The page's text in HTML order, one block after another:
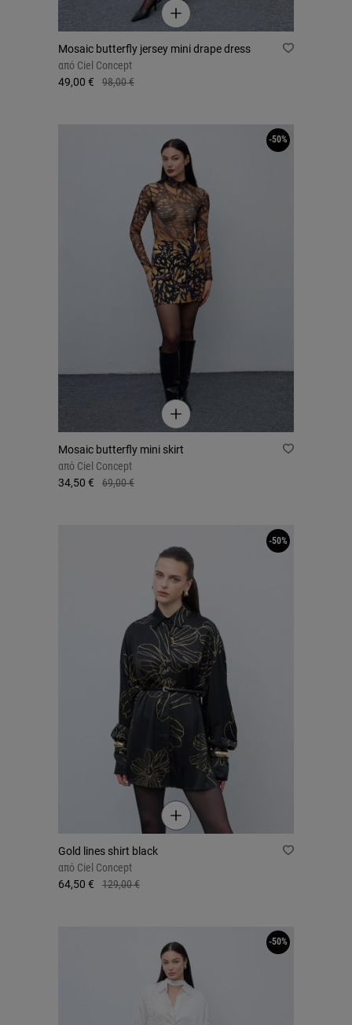
Mosaic butterfly jersey mini drape dress
από Ciel Concept
49,00 €
98,00 €
Mosaic butterfly mini skirt
από Ciel Concept
34,50 €
69,00 €
-50%
Gold lines shirt black
από Ciel Concept
64,50 €
129,00 €
-50%
-50%